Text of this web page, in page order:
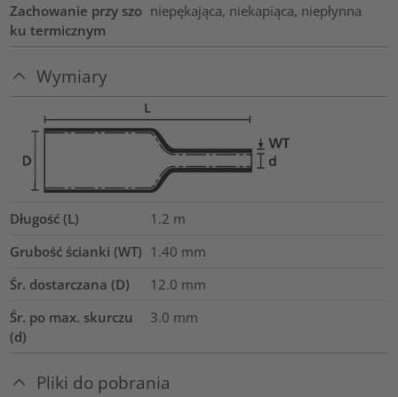
Zachowanie przy szo
ku termicznym
niepękająca, niekapiąca, niepłynna
Wymiary
Długość (L) 1.2 m
Grubość ścianki (WT) 1.40 mm
Śr. dostarczana (D)
12.0 mm
Śr. po max. skurczu
(d)
3.0 mm
Pliki do pobrania